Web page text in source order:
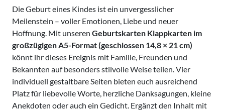
Die Geburt eines Kindes ist ein unvergesslicher
Meilenstein – voller Emotionen, Liebe und neuer
Hoffnung. Mit unseren Geburtskarten Klappkarten im
großzügigen A5-Format (geschlossen 14,8 × 21 cm)
könnt ihr dieses Ereignis mit Familie, Freunden und
Bekannten auf besonders stilvolle Weise teilen. Vier
individuell gestaltbare Seiten bieten euch ausreichend
Platz für liebevolle Worte, herzliche Danksagungen, kleine
Anekdoten oder auch ein Gedicht. Ergänzt den Inhalt mit